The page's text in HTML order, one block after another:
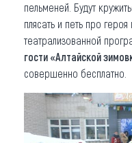
пельменей. Будут
плясать и петь про
театрализованной
гости «Алтайской
совершенно бесплатно.